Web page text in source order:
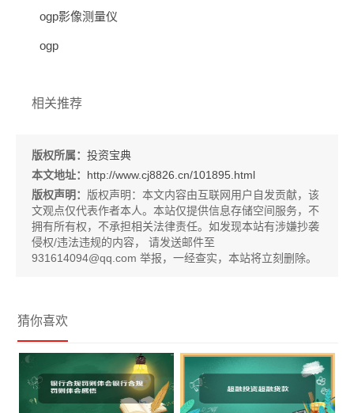
ogp影像测量仪
ogp
相关推荐
版权所属： 投资宝典
本文地址： http://www.cj8826.cn/101895.html
版权声明： 版权声明： 本文内容由互联网用户自发贡献，该
文观点仅代表作者本人。本站仅提供信息存储空间服务，不
拥有所有权，不承担相关法律责任。如发现本站有涉嫌抄袭
侵权/违法违规的内容， 请发送邮件至
931614094@qq.com 举报，一经查实，本站将立刻删除。
猜你喜欢